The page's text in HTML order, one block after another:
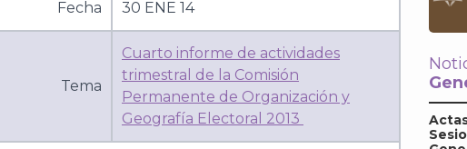
Fecha 30 ENE 14
Tema
Cuarto informe de actividades
trimestral de la Comisión
Permanente de Organización y
Geografía Electoral 2013